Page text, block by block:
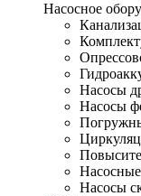
Насосное
Насосы
Насосы
Насосы